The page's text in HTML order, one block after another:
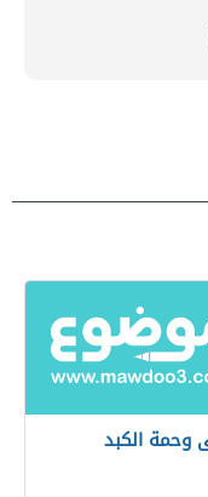
وحمة الكبد